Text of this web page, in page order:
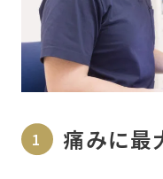
痛みに最